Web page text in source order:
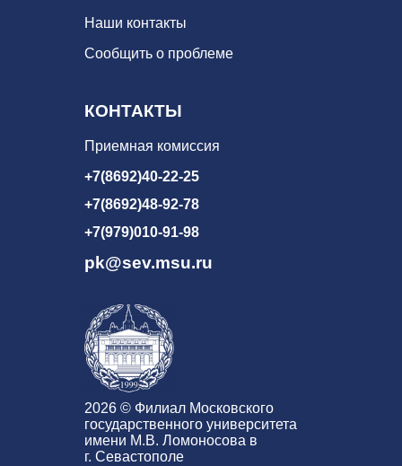
Наши контакты
Сообщить о проблеме
КОНТАКТЫ
Приемная комиссия
+7(8692)40-22-25
+7(8692)48-92-78
+7(979)010-91-98
pk@sev.msu.ru
2026 © Филиал Московского
государственного университета
имени М.В. Ломоносова в
г. Севастополе